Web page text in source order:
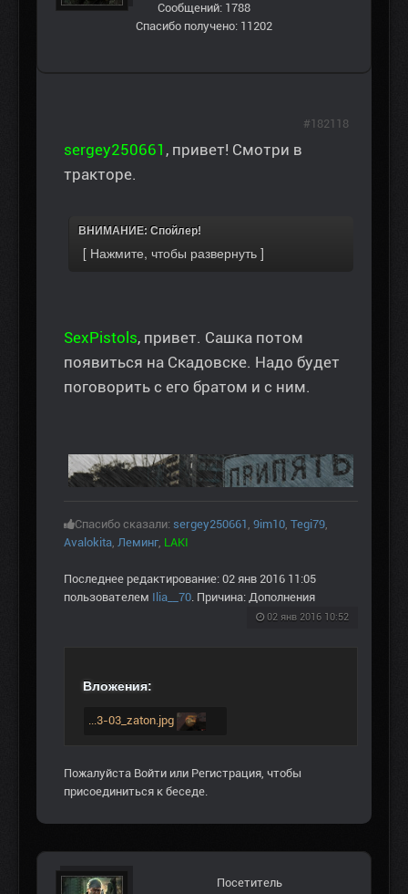
Сообщений: 1788
Спасибо получено: 11202
sergey250661 , привет! Смотри в
тракторе.
ВНИМАНИЕ: Спойлер!
SexPistols, привет. Сашка потом
появиться на Скадовске. Надо будет
поговорить с его братом и с ним.
Спасибо сказали: sergey250661 , 9im10, Tegi79,
Avalokita, Леминг, LAKI
Последнее редактирование: 02 янв 2016 11:05
пользователем Ilia__70. Причина: Дополнения
02 янв 2016 10:52
#182118
Вложения:
...3-03_zaton.jpg
Пожалуйста Войти или Регистрация , чтобы
присоединиться к беседе.
Посетитель